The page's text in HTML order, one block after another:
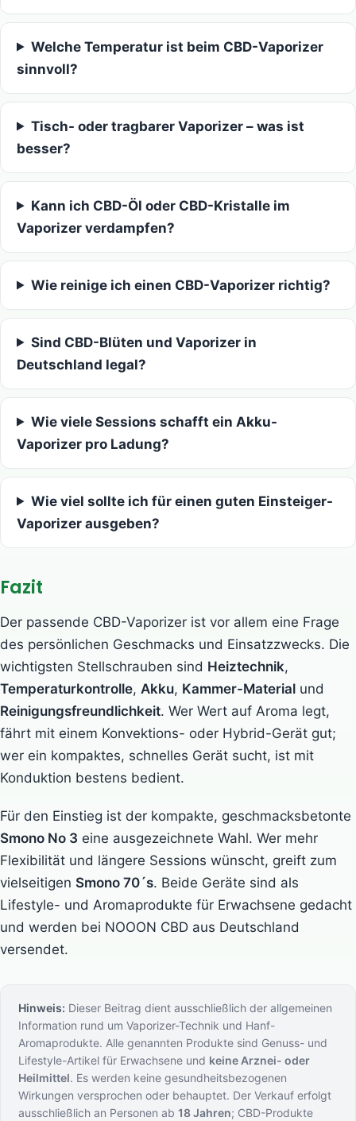
Welche Temperatur ist beim CBD-Vaporizer
sinnvoll?
Tisch- oder tragbarer Vaporizer – was ist
besser?
Kann ich CBD-Öl oder CBD-Kristalle im
Vaporizer verdampfen?
Wie reinige ich einen CBD-Vaporizer richtig?
Sind CBD-Blüten und Vaporizer in
Deutschland legal?
Wie viele Sessions schafft ein Akku-
Vaporizer pro Ladung?
Wie viel sollte ich für einen guten Einsteiger-
Vaporizer ausgeben?
Fazit
Der passende CBD-Vaporizer ist vor allem eine Frage
des persönlichen Geschmacks und Einsatzzwecks. Die
wichtigsten Stellschrauben sind Heiztechnik,
Temperaturkontrolle, Akku, Kammer-Material und
Reinigungsfreundlichkeit. Wer Wert auf Aroma legt,
fährt mit einem Konvektions- oder Hybrid-Gerät gut;
wer ein kompaktes, schnelles Gerät sucht, ist mit
Konduktion bestens bedient.
Für den Einstieg ist der kompakte, geschmacksbetonte
Smono No 3 eine ausgezeichnete Wahl. Wer mehr
Flexibilität und längere Sessions wünscht, greift zum
vielseitigen Smono 70´s. Beide Geräte sind als
Lifestyle- und Aromaprodukte für Erwachsene gedacht
und werden bei NOOON CBD aus Deutschland
versendet.
Hinweis: Dieser Beitrag dient ausschließlich der allgemeinen
Information rund um Vaporizer-Technik und Hanf-
Aromaprodukte. Alle genannten Produkte sind Genuss- und
Lifestyle-Artikel für Erwachsene und keine Arznei- oder
Heilmittel. Es werden keine gesundheitsbezogenen
Wirkungen versprochen oder behauptet. Der Verkauf erfolgt
ausschließlich an Personen ab 18 Jahren; CBD-Produkte